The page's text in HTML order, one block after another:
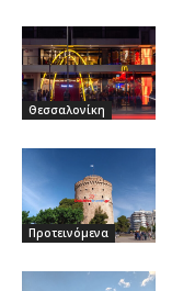
Θεσσαλονίκη
Προτεινόμενα